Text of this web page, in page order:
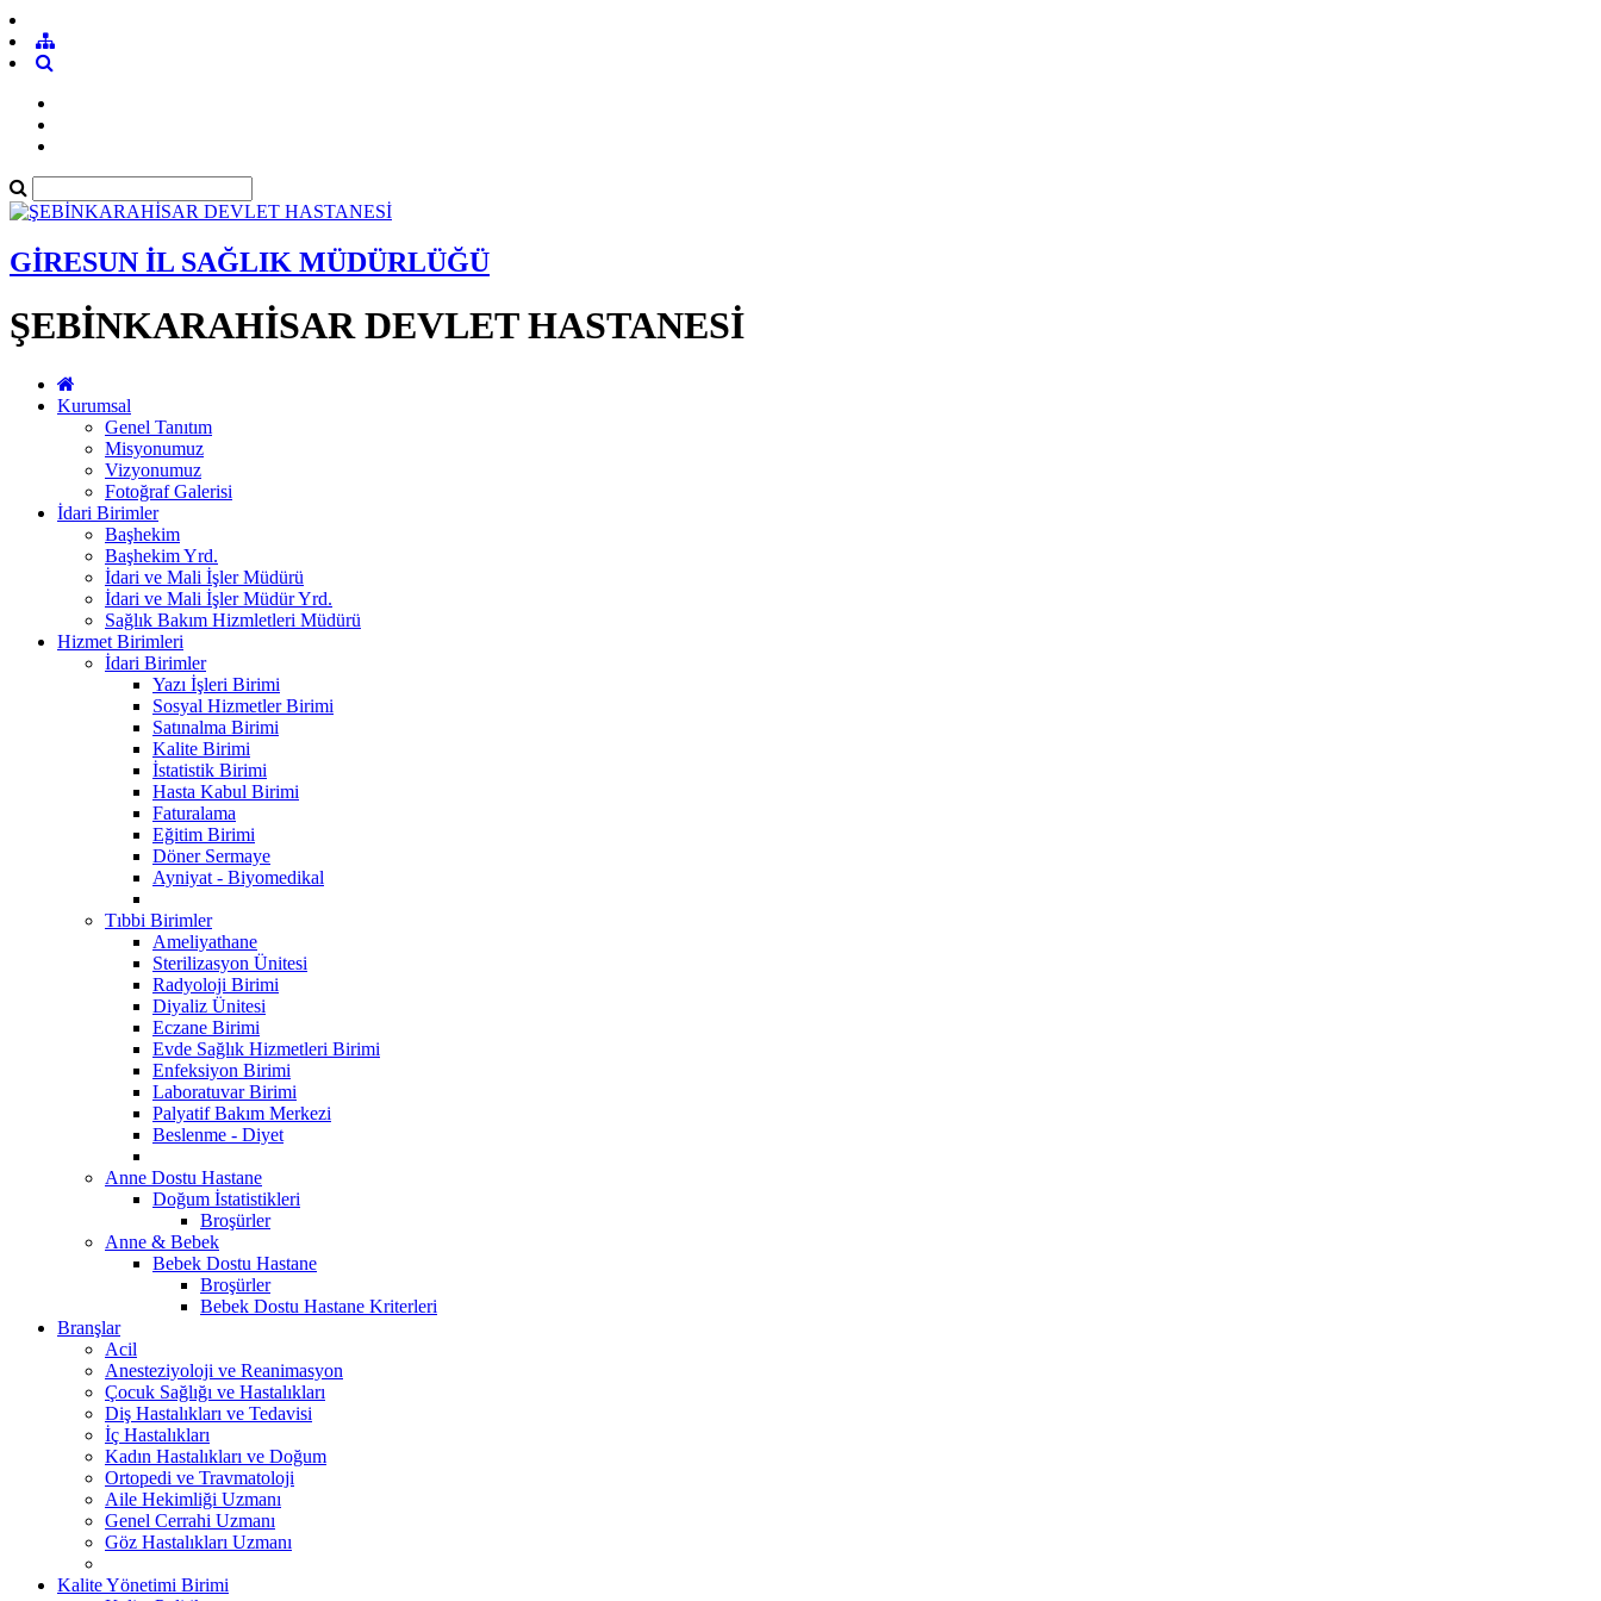
GİRESUN İL SAĞLIK MÜDÜRLÜĞÜ
ŞEBİNKARAHİSAR DEVLET HASTANESİ
Kurumsal
Genel Tanıtım
Misyonumuz
Vizyonumuz
Fotoğraf Galerisi
İdari Birimler
Başhekim
Başhekim Yrd.
İdari ve Mali İşler Müdürü
İdari ve Mali İşler Müdür Yrd.
Sağlık Bakım Hizmletleri Müdürü
Hizmet Birimleri
İdari Birimler
Yazı İşleri Birimi
Sosyal Hizmetler Birimi
Satınalma Birimi
Kalite Birimi
İstatistik Birimi
Hasta Kabul Birimi
Faturalama
Eğitim Birimi
Döner Sermaye
Ayniyat - Biyomedikal
Tıbbi Birimler
Ameliyathane
Sterilizasyon Ünitesi
Radyoloji Birimi
Diyaliz Ünitesi
Eczane Birimi
Evde Sağlık Hizmetleri Birimi
Enfeksiyon Birimi
Laboratuvar Birimi
Palyatif Bakım Merkezi
Beslenme - Diyet
Anne Dostu Hastane
Doğum İstatistikleri
Broşürler
Anne & Bebek
Bebek Dostu Hastane
Broşürler
Bebek Dostu Hastane Kriterleri
Branşlar
Acil
Anesteziyoloji ve Reanimasyon
Çocuk Sağlığı ve Hastalıkları
Diş Hastalıkları ve Tedavisi
İç Hastalıkları
Kadın Hastalıkları ve Doğum
Ortopedi ve Travmatoloji
Aile Hekimliği Uzmanı
Genel Cerrahi Uzmanı
Göz Hastalıkları Uzmanı
Kalite Yönetimi Birimi